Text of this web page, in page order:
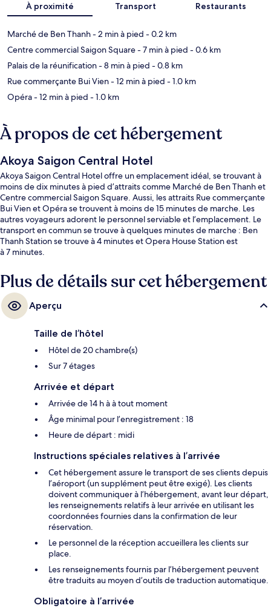
À proximité Transport Restaurants
Marché de Ben Thanh- 2 min à pied - 0.2 km
Centre commercial Saigon Square- 7 min à pied - 0.6 km
Palais de la réunification- 8 min à pied - 0.8 km
Rue commerçante Bui Vien- 12 min à pied - 1.0 km
Opéra- 12 min à pied - 1.0 km
À propos de cet hébergement
Akoya Saigon Central Hotel
Akoya Saigon Central Hotel offre un emplacement idéal, se trouvant à
moins de dix minutes à pied d’attraits comme Marché de Ben Thanh et
Centre commercial Saigon Square. Aussi, les attraits Rue commerçante
Bui Vien et Opéra se trouvent à moins de 15 minutes de marche. Les
autres voyageurs adorent le personnel serviable et l’emplacement. Le
transport en commun se trouve à quelques minutes de marche : Ben
Thanh Station se trouve à 4 minutes et Opera House Station est
à 7 minutes.
Plus de détails sur cet hébergement
Aperçu
Taille de l’hôtel
Hôtel de 20 chambre(s)
Sur 7 étages
Arrivée et départ
Arrivée de 14 h à à tout moment
Âge minimal pour l’enregistrement : 18
Heure de départ : midi
Instructions spéciales relatives à l’arrivée
Cet hébergement assure le transport de ses clients depuis
l’aéroport (un supplément peut être exigé). Les clients
doivent communiquer à l’hébergement, avant leur départ,
les renseignements relatifs à leur arrivée en utilisant les
coordonnées fournies dans la confirmation de leur
réservation.
Le personnel de la réception accueillera les clients sur
place.
Les renseignements fournis par l’hébergement peuvent
être traduits au moyen d’outils de traduction automatique.
Obligatoire à l’arrivée